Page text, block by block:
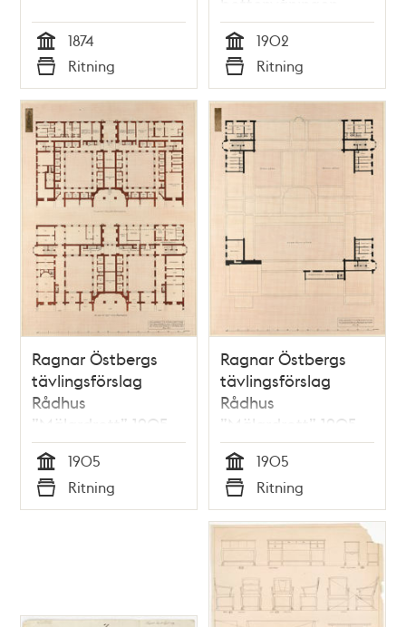
Tid
1874
Typ
Ritning Tid
1902
Typ
Ritning
Ragnar Östbergs
tävlingsförslag
Rådhus
”Mälardrott” 1905,
tillägg fullständigt
fängelse, plan
källar- och
bottenvåning
Tid
1905
Typ
Ritning
Ragnar Östbergs
tävlingsförslag
Rådhus
”Mälardrott” 1905,
planritning 1 ½ tr.
Tid
1905
Typ
Ritning